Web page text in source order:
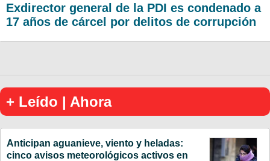
Exdirector general de la PDI es condenado a
17 años de cárcel por delitos de corrupción
+ Leído | Ahora
Anticipan aguanieve, viento y heladas:
cinco avisos meteorológicos activos en